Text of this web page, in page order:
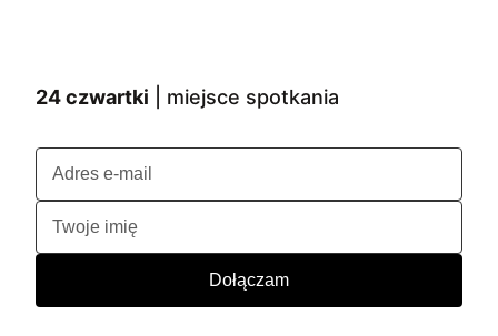
24 czwartki | miejsce spotkania